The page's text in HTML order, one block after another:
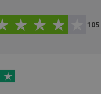
105